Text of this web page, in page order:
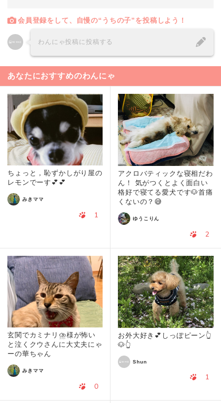
会員登録をして、自慢の“うちの子”を投稿しよう！
わんにゃ投稿に投稿する
あなたにおすすめのわんにゃ
ちょっと，恥ずかしがり屋の
レモンでーす💕💕
みきママ
1
アクロバティックな寝相だわ
ん！ 気がつくとよく面白い
格好で寝てる愛犬です🐶首痛
くないの？😅
ゆうこりん
2
玄関でカミナリ⛈️様が怖い
と泣くクウさんに大丈夫にゃ
ーの華ちゃん
みきママ
0
お外大好き💕しっぽピーン👆
🐶👆
Shun
1